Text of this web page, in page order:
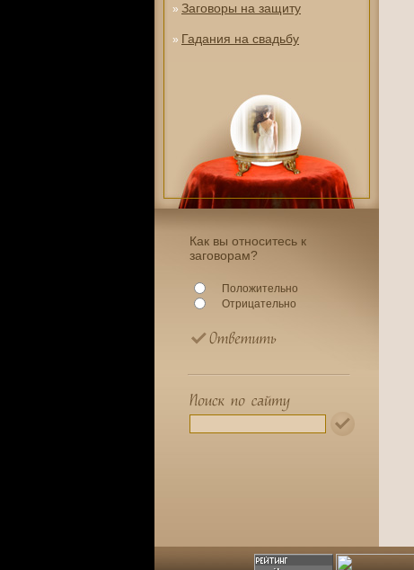
» Заговоры на защиту
» Гадания на свадьбу
Как вы относитесь к
заговорам?
Положительно
Отрицательно